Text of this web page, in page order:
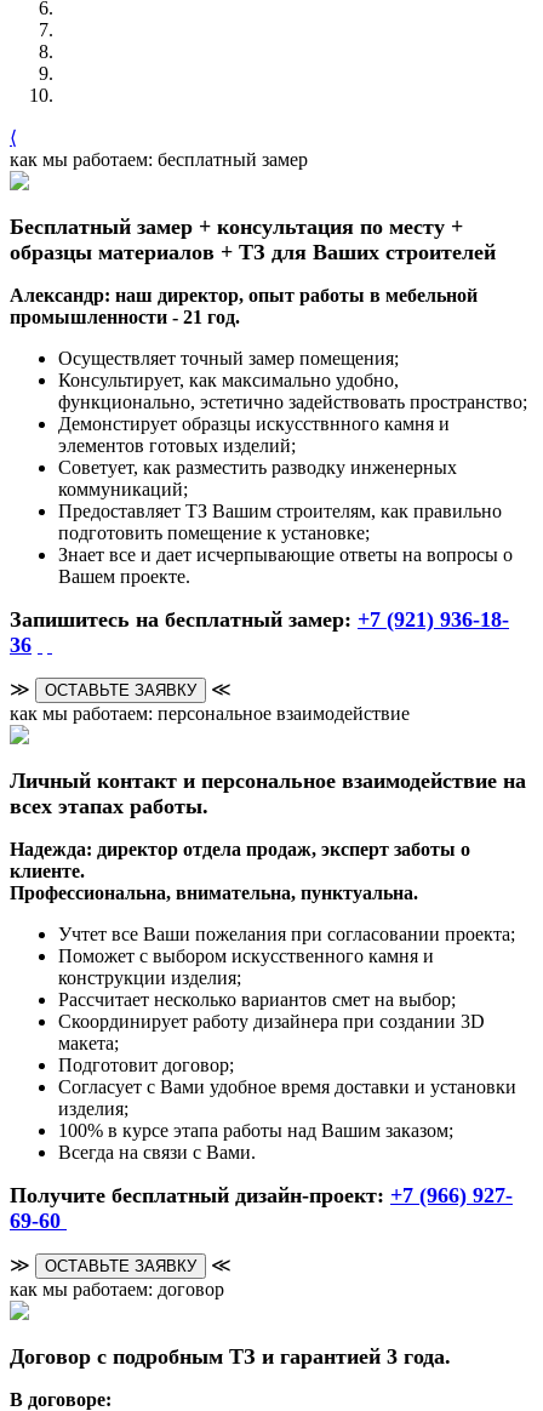
⟨
как мы работаем: бесплатный замер
Бесплатный замер + консультация по месту +
образцы материалов + ТЗ для Ваших строителей
Александр: наш директор, опыт работы в мебельной
промышленности - 21 год.
Осуществляет точный замер помещения;
Консультирует, как максимально удобно,
функционально, эстетично задействовать пространство;
Демонстирует образцы искусствнного камня и
элементов готовых изделий;
Советует, как разместить разводку инженерных
коммуникаций;
Предоставляет ТЗ Вашим строителям, как правильно
подготовить помещение к установке;
Знает все и дает исчерпывающие ответы на вопросы о
Вашем проекте.
Запишитесь на бесплатный замер: +7 (921) 936-18-
36
≫ ОСТАВЬТЕ ЗАЯВКУ
≪
как мы работаем: персональное взаимодействие
Личный контакт и персональное взаимодействие на
всех этапах работы.
Надежда: директор отдела продаж, эксперт заботы о
клиенте.
Профессиональна, внимательна, пунктуальна.
Учтет все Ваши пожелания при согласовании проекта;
Поможет с выбором искусственного камня и
конструкции изделия;
Рассчитает несколько вариантов смет на выбор;
Скоординирует работу дизайнера при создании 3D
макета;
Подготовит договор;
Согласует с Вами удобное время доставки и установки
изделия;
100% в курсе этапа работы над Вашим заказом;
Всегда на связи с Вами.
Получите бесплатный дизайн-проект: +7 (966) 927-
69-60
≫ ОСТАВЬТЕ ЗАЯВКУ
≪
как мы работаем: договор
Договор с подробным ТЗ и гарантией 3 года.
В договоре: